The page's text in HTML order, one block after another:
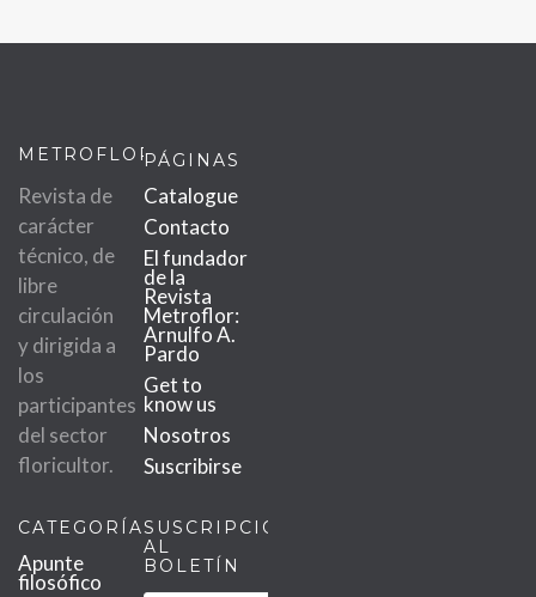
METROFLOR
Revista de
carácter
técnico, de
libre
circulación
y dirigida a
los
participantes
del sector
floricultor.
PÁGINAS
Catalogue
Contacto
El fundador
de la
Revista
Metroflor:
Arnulfo A.
Pardo
Get to
know us
Nosotros
Suscribirse
CATEGORÍAS
Apunte
filosófico
SUSCRIPCIÓN
AL
BOLETÍN